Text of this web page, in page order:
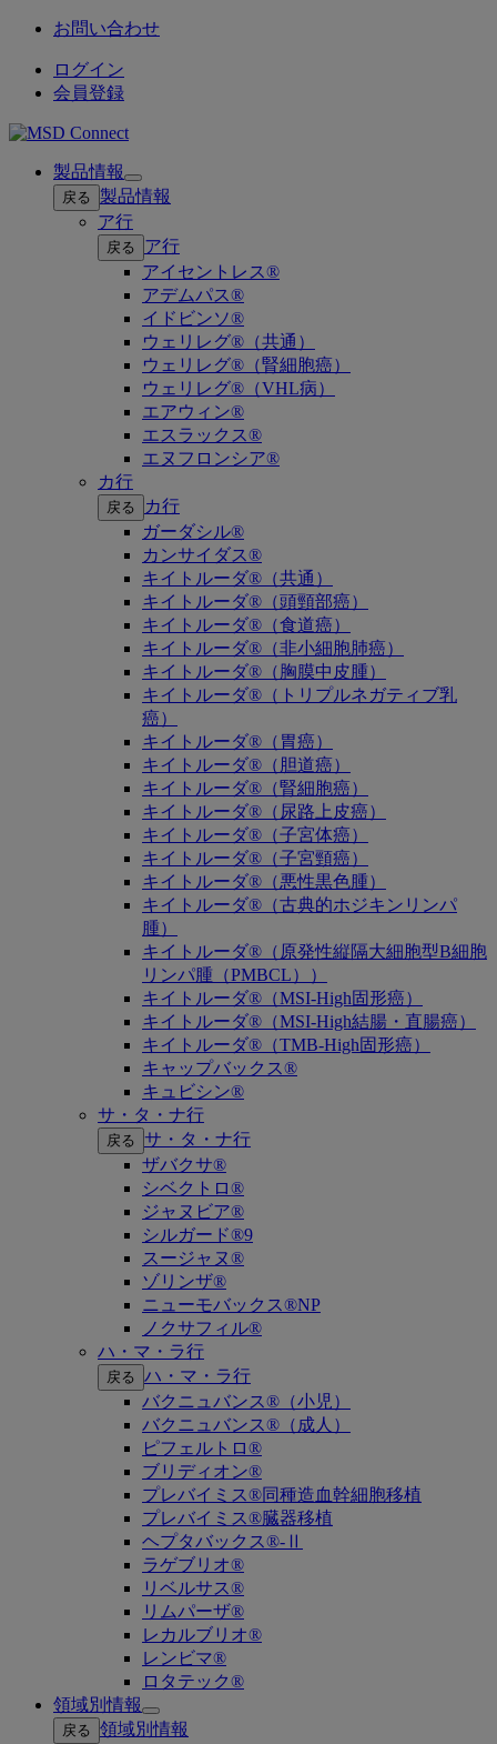
お問い合わせ
ログイン
会員登録
製品情報
Open
submenu
戻る 製品情報
ア行
戻る
ア行
アイセントレス®
アデムパス®
イドビンソ®
ウェリレグ®（共通）
ウェリレグ®（腎細胞癌）
ウェリレグ®（VHL病）
エアウィン®
エスラックス®
エヌフロンシア®
カ行
戻る
カ行
ガーダシル®
カンサイダス®
キイトルーダ®（共通）
キイトルーダ®（頭頸部癌）
キイトルーダ®（食道癌）
キイトルーダ®（非小細胞肺癌）
キイトルーダ®（胸膜中皮腫）
キイトルーダ®（トリプルネガティブ乳
癌）
キイトルーダ®（胃癌）
キイトルーダ®（胆道癌）
キイトルーダ®（腎細胞癌）
キイトルーダ®（尿路上皮癌）
キイトルーダ®（子宮体癌）
キイトルーダ®（子宮頸癌）
キイトルーダ®（悪性黒色腫）
キイトルーダ®（古典的ホジキンリンパ
腫）
キイトルーダ®（原発性縦隔大細胞型B細胞
リンパ腫（PMBCL））
キイトルーダ®（MSI-High固形癌）
キイトルーダ®（MSI-High結腸・直腸癌）
キイトルーダ®（TMB-High固形癌）
キャップバックス®
キュビシン®
サ・タ・ナ行
戻る サ・タ・ナ行
ザバクサ®
シベクトロ®
ジャヌビア®
シルガード®9
スージャヌ®
ゾリンザ®
ニューモバックス®NP
ノクサフィル®
ハ・マ・ラ行
戻る ハ・マ・ラ行
バクニュバンス®（小児）
バクニュバンス®（成人）
ピフェルトロ®
ブリディオン®
プレバイミス®同種造血幹細胞移植
プレバイミス®臓器移植
ヘプタバックス®-Ⅱ
ラゲブリオ®
リベルサス®
リムパーザ®
レカルブリオ®
レンビマ®
ロタテック®
領域別情報
Open
submenu
戻る 領域別情報